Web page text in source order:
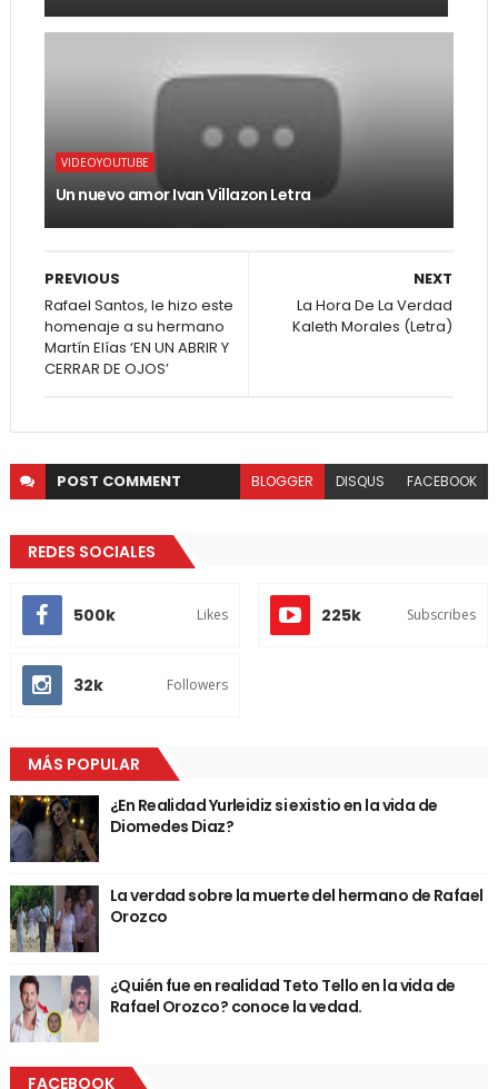
VIDEOYOUTUBE
Un nuevo amor Ivan Villazon Letra
NEXT
La Hora De La Verdad
Kaleth Morales (Letra)
PREVIOUS
Rafael Santos, le hizo este
homenaje a su hermano
Martín Elías ‘EN UN ABRIR Y
CERRAR DE OJOS’
POST COMMENT BLOGGER DISQUS FACEBOOK
REDES SOCIALES
500k Likes 225k Subscribes
32k Followers
MÁS POPULAR
¿En Realidad Yurleidiz si existio en la vida de
Diomedes Diaz?
La verdad sobre la muerte del hermano de Rafael
Orozco
¿Quién fue en realidad Teto Tello en la vida de
Rafael Orozco? conoce la vedad.
FACEBOOK